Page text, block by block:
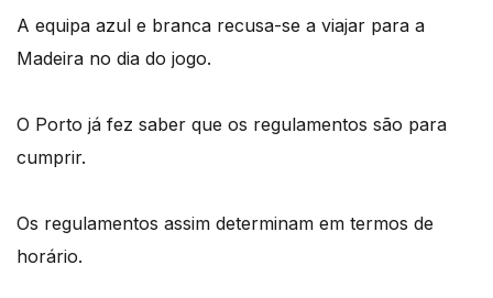
A equipa azul e branca recusa-se a viajar para a
Madeira no dia do jogo.
O Porto já fez saber que os regulamentos são para
cumprir.
Os regulamentos assim determinam em termos de
horário.